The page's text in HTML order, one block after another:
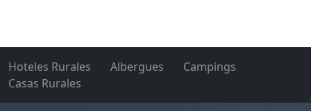
Hoteles Rurales Albergues
Campings
Casas Rurales